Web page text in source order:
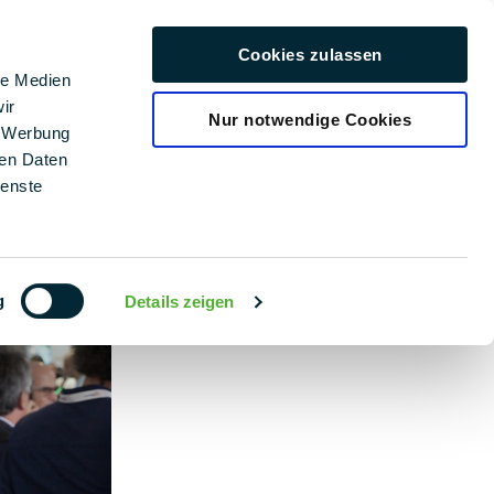
Medien
Daten
Details zeigen
Cookies zulassen
Nur notwendige Cookies